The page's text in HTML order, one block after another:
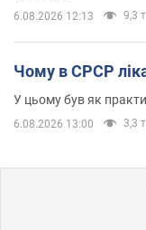
6.08.2026 12:13 9,3 т.
Чому в СРСР
У цьому був як
6.08.2026 13:00 3,3 т.